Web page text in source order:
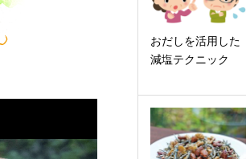
おだしを活用した
減塩テクニック